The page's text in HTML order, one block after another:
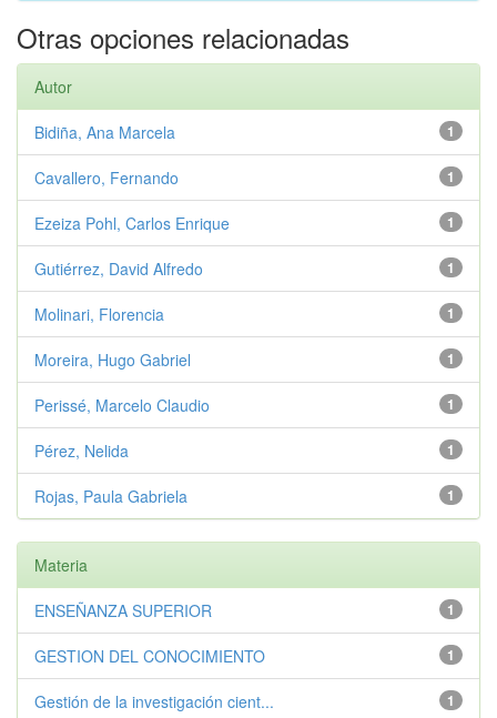
Otras opciones relacionadas
Autor
1
Bidiña, Ana Marcela
1
Cavallero, Fernando
1
Ezeiza Pohl, Carlos Enrique
1
Gutiérrez, David Alfredo
1
Molinari, Florencia
1
Moreira, Hugo Gabriel
1
Perissé, Marcelo Claudio
1
Pérez, Nelida
1
Rojas, Paula Gabriela
Materia
1
ENSEÑANZA SUPERIOR
1
GESTION DEL CONOCIMIENTO
1
Gestión de la investigación cient...